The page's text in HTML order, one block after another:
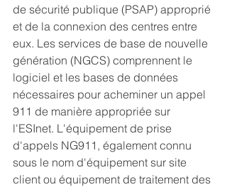
de sécurité publique (PSAP) approprié
et de la connexion des centres entre
eux. Les services de base de nouvelle
génération (NGCS) comprennent le
logiciel et les bases de données
nécessaires pour acheminer un appel
911 de manière appropriée sur
l'ESInet. L'équipement de prise
d'appels NG911, également connu
sous le nom d'équipement sur site
client ou équipement de traitement des